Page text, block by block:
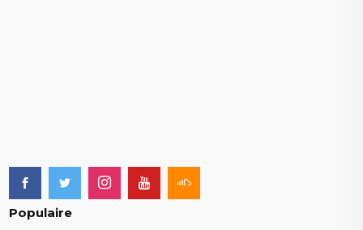
Populaire